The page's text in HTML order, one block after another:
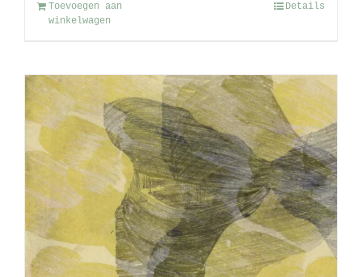
Toevoegen aan
winkelwagen
Details